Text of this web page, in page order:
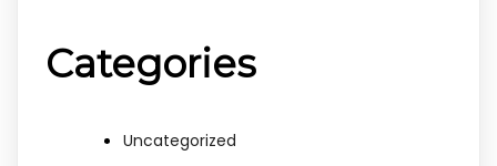
Categories
Uncategorized